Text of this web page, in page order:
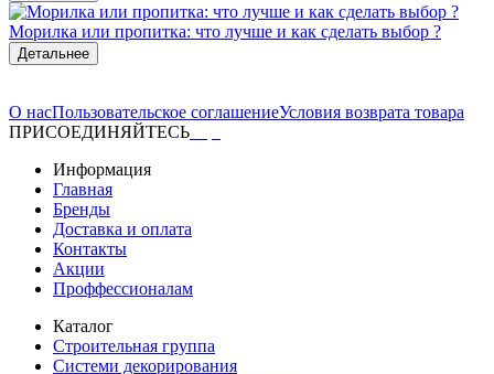
Морилка или пропитка: что лучше и как сделать выбор ?
Детальнее
О насПользовательское соглашениеУсловия возврата товара
ПРИСОЕДИНЯЙТЕСЬ
Информация
Главная
Бренды
Доставка и оплата
Контакты
Акции
Проффессионалам
Каталог
Строительная группа
Системи декорирования